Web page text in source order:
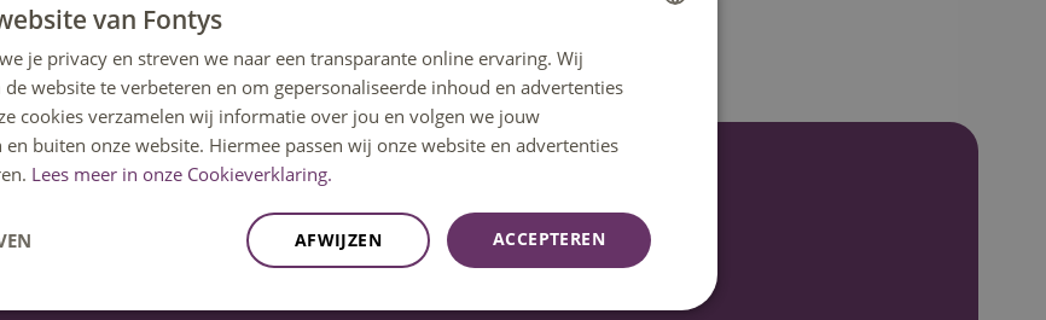
op ma t/m vrij 08:30u – 17:00u uur.
ENGLISH
van Fontys
je privacy en streven we naar een transparante online ervaring. Wij
website te verbeteren en om gepersonaliseerde inhoud en advertenties
cookies verzamelen wij informatie over jou en volgen we jouw
buiten onze website. Hiermee passen wij onze website en advertenties
Lees meer in onze Cookieverklaring.
ACCEPTEREN
AFWIJZEN